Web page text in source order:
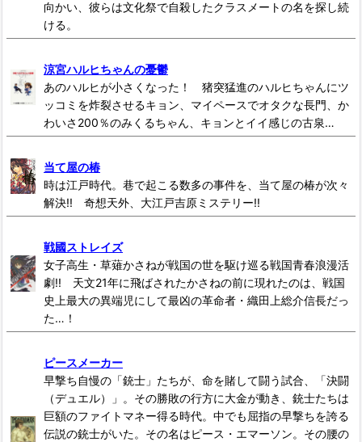
向かい、彼らは文化祭で自殺したクラスメートの名を探し続
ける。
涼宮ハルヒちゃんの憂鬱
あのハルヒが小さくなった！ 猪突猛進のハルヒちゃんにツ
ッコミを炸裂させるキョン、マイペースでオタクな長門、か
わいさ200％のみくるちゃん、キョンとイイ感じの古泉…
当て屋の椿
時は江戸時代。巷で起こる数多の事件を、当て屋の椿が次々
解決!! 奇想天外、大江戸吉原ミステリー!!
戦國ストレイズ
女子高生・草薙かさねが戦国の世を駆け巡る戦国青春浪漫活
劇!! 天文21年に飛ばされたかさねの前に現れたのは、戦国
史上最大の異端児にして最凶の革命者・織田上総介信長だっ
た…！
ピースメーカー
早撃ち自慢の「銃士」たちが、命を賭して闘う試合、「決闘
（デュエル）」。その勝敗の行方に大金が動き、銃士たちは
巨額のファイトマネー得る時代。中でも屈指の早撃ちを誇る
伝説の銃士がいた。その名はピース・エマーソン。その腰の